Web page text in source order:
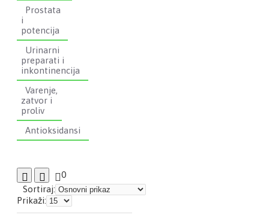
Prostata
i
potencija
Urinarni
preparati i
inkontinencija
Varenje,
zatvor i
proliv
Antioksidansi
0
Sortiraj:
Prikaži: